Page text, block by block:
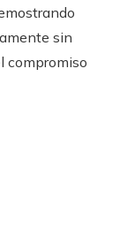
sin
compromiso